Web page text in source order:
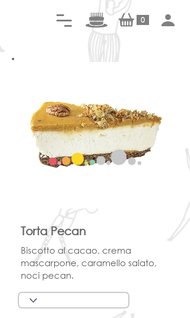
0
Biscotto al cacao, crema
mascarpone, caramello salato,
noci pecan.
Torta Pecan